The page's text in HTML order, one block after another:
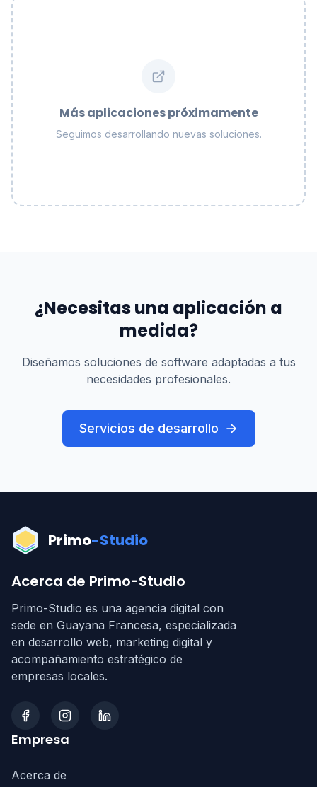
Más aplicaciones próximamente
Seguimos desarrollando nuevas soluciones.
¿Necesitas una aplicación a
medida?
Diseñamos soluciones de software adaptadas a tus
necesidades profesionales.
Servicios de desarrollo
Primo-Studio
Acerca de Primo-Studio
Primo-Studio es una agencia digital con
sede en Guayana Francesa, especializada
en desarrollo web, marketing digital y
acompañamiento estratégico de
empresas locales.
Empresa
Acerca de